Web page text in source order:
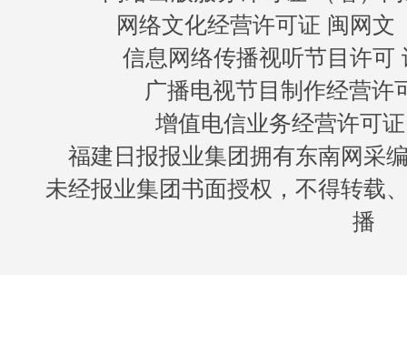
网络文化经营许可证 闽网文
信息网络传播视听节目许可
广播电视节目制作经营许
增值电信业务经营许可
福建日报报业集团拥有东南网采
未经报业集团书面授权，不得转载
播